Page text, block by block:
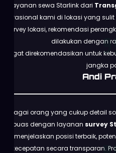
Layanan sewa Starlink dari
operasional kami di lokasi yang
survey lokasi, rekomendasi
dilakukan dengan
Sangat direkomendasikan untuk
jangka
Andi
Sebagai orang yang cukup detail
puas dengan layanan survey
menjelaskan posisi terbaik,
kecepatan secara transparan.